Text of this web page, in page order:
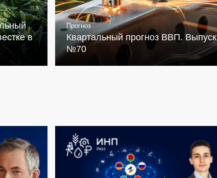
в
Прогноз
Квартальный прогноз ВВП. Выпуск
№70